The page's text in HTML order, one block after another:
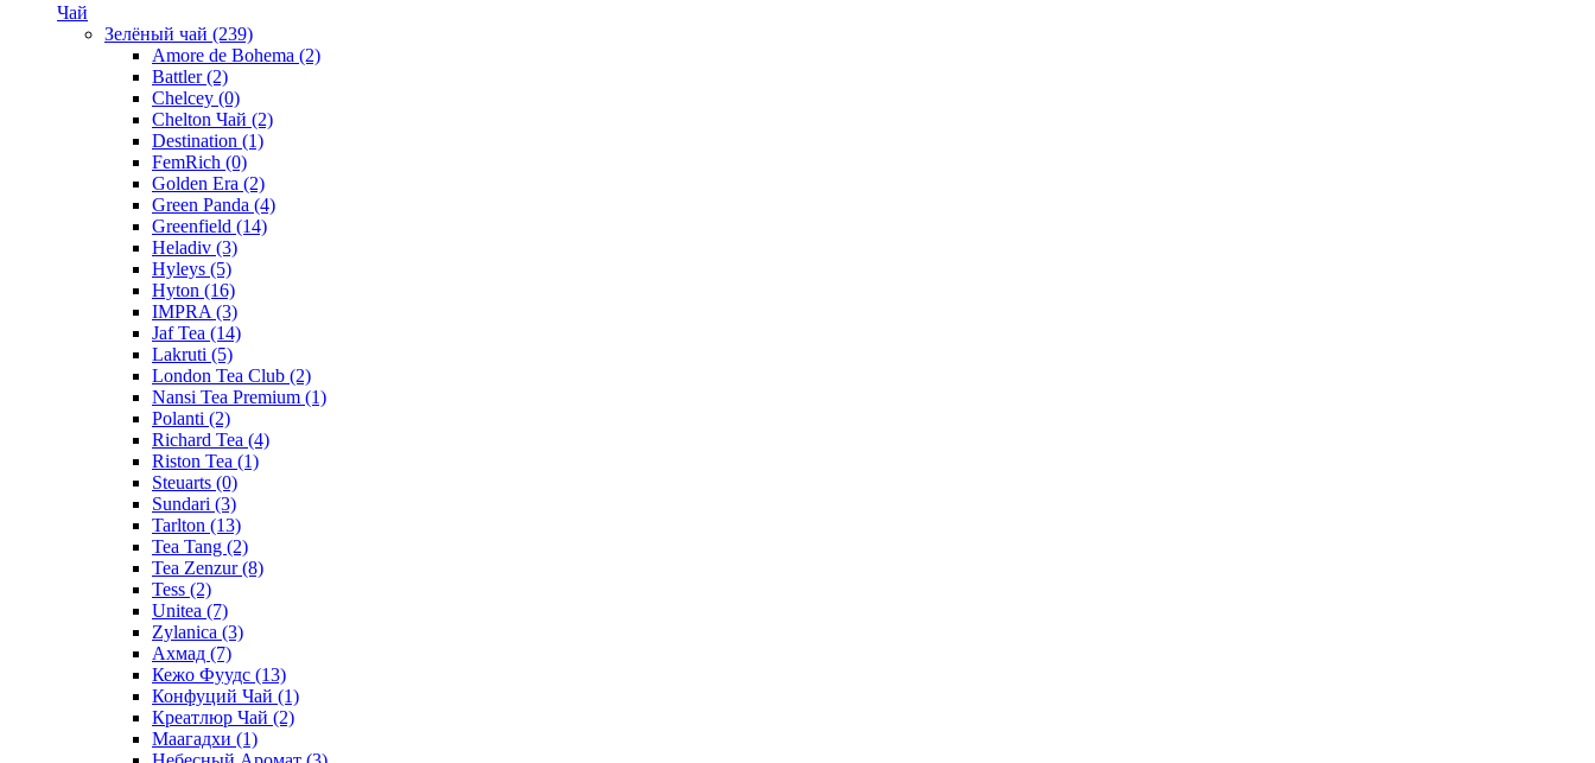
Чай
Зелёный чай (239)
Amore de Bohema (2)
Battler(2)
Chelcey (0)
Chelton Чай (2)
Destination (1)
FemRich (0)
Golden Era (2)
Green Panda (4)
Greenfield (14)
Heladiv (3)
Hyleys (5)
Hyton (16)
IMPRA (3)
Jaf Tea (14)
Lakruti (5)
London Tea Club (2)
Nansi Tea Premium (1)
Polanti (2)
Richard Tea (4)
Riston Tea (1)
Steuarts (0)
Sundari (3)
Tarlton (13)
Tea Tang (2)
Tea Zenzur(8)
Tess (2)
Unitea (7)
Zylanica (3)
Ахмад (7)
Кежо Фуудс (13)
Конфуций Чай (1)
Креатлюр Чай (2)
Маагадхи (1)